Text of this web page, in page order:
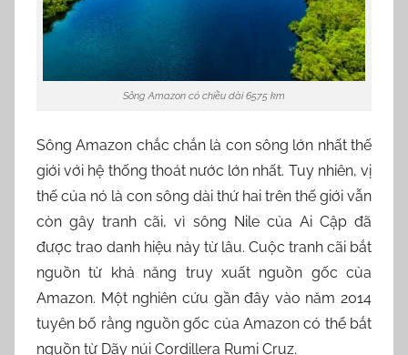
Sông Amazon có chiều dài 6575 km
Sông Amazon chắc chắn là con sông lớn nhất thế
giới với hệ thống thoát nước lớn nhất. Tuy nhiên, vị
thế của nó là con sông dài thứ hai trên thế giới vẫn
còn gây tranh cãi, vì sông Nile của Ai Cập đã
được trao danh hiệu này từ lâu. Cuộc tranh cãi bắt
nguồn từ khả năng truy xuất nguồn gốc của
Amazon. Một nghiên cứu gần đây vào năm 2014
tuyên bố rằng nguồn gốc của Amazon có thể bắt
nguồn từ Dãy núi Cordillera Rumi Cruz.